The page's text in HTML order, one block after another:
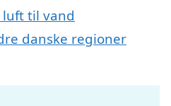
til vand
danske regioner